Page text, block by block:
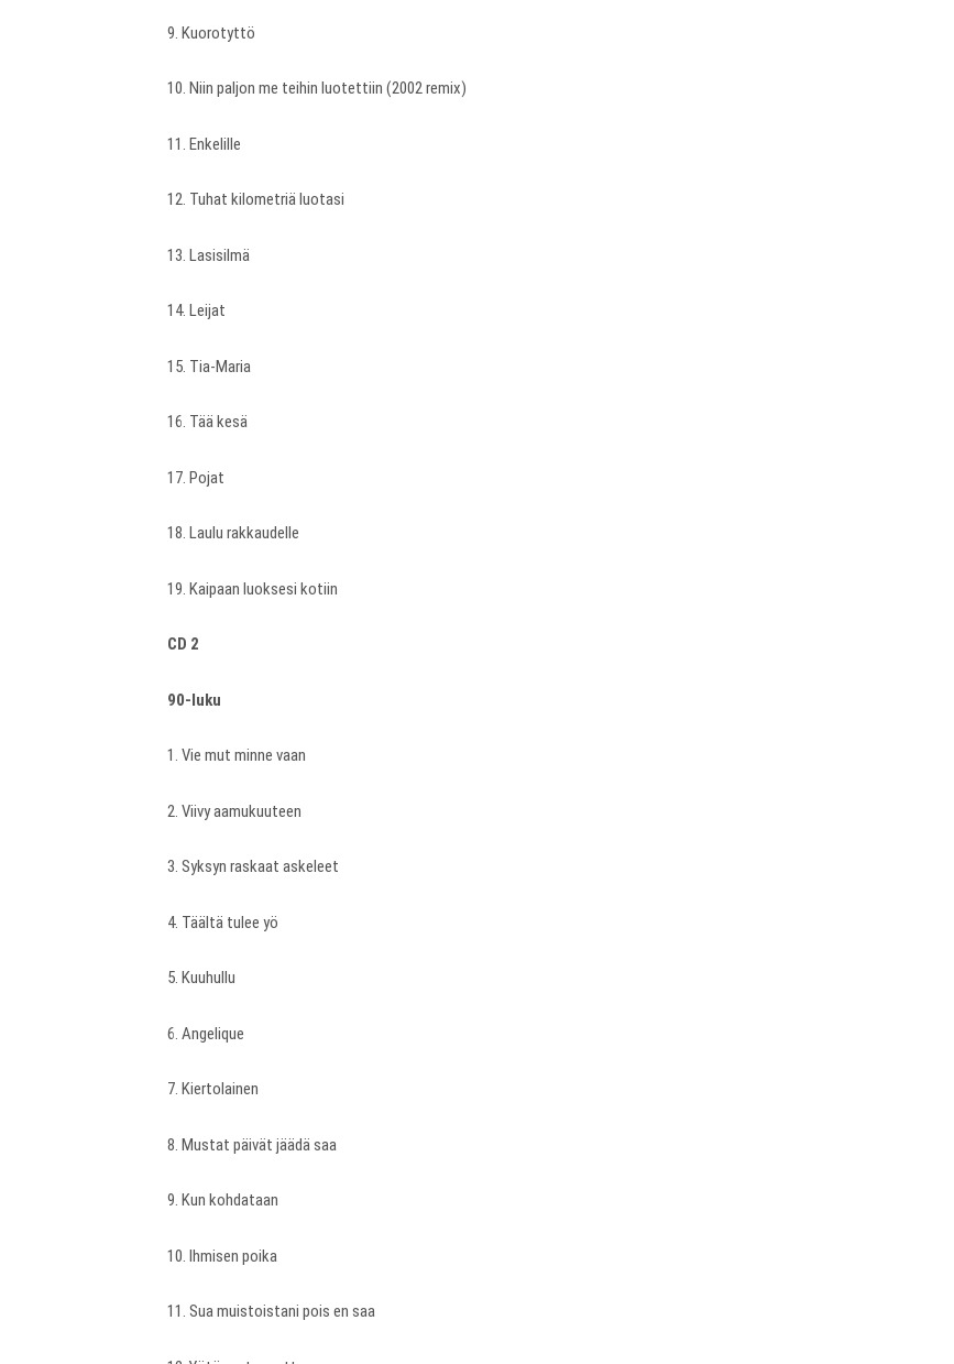
9. Kuorotyttö
10. Niin paljon me teihin luotettiin (2002 remix)
11. Enkelille
12. Tuhat kilometriä luotasi
13. Lasisilmä
14. Leijat
15. Tia-Maria
16. Tää kesä
17. Pojat
18. Laulu rakkaudelle
19. Kaipaan luoksesi kotiin
CD 2
90-luku
1. Vie mut minne vaan
2. Viivy aamukuuteen
3. Syksyn raskaat askeleet
4. Täältä tulee yö
5. Kuuhullu
6. Angelique
7. Kiertolainen
8. Mustat päivät jäädä saa
9. Kun kohdataan
10. Ihmisen poika
11. Sua muistoistani pois en saa